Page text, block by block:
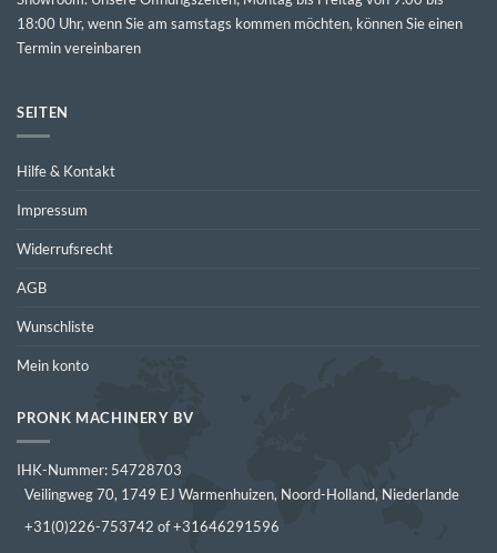
18:00 Uhr, wenn Sie am samstags kommen möchten, können Sie einen
Termin vereinbaren
SEITEN
Hilfe & Kontakt
Impressum
Widerrufsrecht
AGB
Wunschliste
Mein konto
PRONK MACHINERY BV
IHK-Nummer: 54728703
Veilingweg 70, 1749 EJ Warmenhuizen, Noord-Holland, Niederlande
+31(0)226-753742 of +31646291596